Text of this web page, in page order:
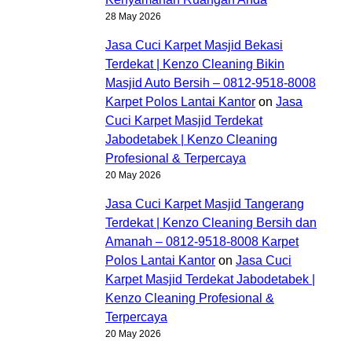
28 May 2026
Jasa Cuci Karpet Masjid Bekasi
Terdekat | Kenzo Cleaning Bikin
Masjid Auto Bersih – 0812-9518-8008
Karpet Polos Lantai Kantor on Jasa
Cuci Karpet Masjid Terdekat
Jabodetabek | Kenzo Cleaning
Profesional & Terpercaya
20 May 2026
Jasa Cuci Karpet Masjid Tangerang
Terdekat | Kenzo Cleaning Bersih dan
Amanah – 0812-9518-8008 Karpet
Polos Lantai Kantor on Jasa Cuci
Karpet Masjid Terdekat Jabodetabek |
Kenzo Cleaning Profesional &
Terpercaya
20 May 2026